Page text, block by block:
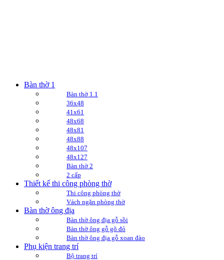
Bàn thờ 1
Bàn thờ 1.1
36x48
41x61
48x68
48x81
48x88
48x107
48x127
Bàn thờ 2
2 cấp
Thiết kế thi công phòng thờ
Thi công phòng thờ
Vách ngăn phòng thờ
Bàn thờ ông địa
Bàn thờ ông địa gỗ sồi
Bàn thờ ông gỗ gõ đỏ
Bàn thờ ông địa gỗ xoan đào
Phụ kiện trang trí
Bộ trang trí